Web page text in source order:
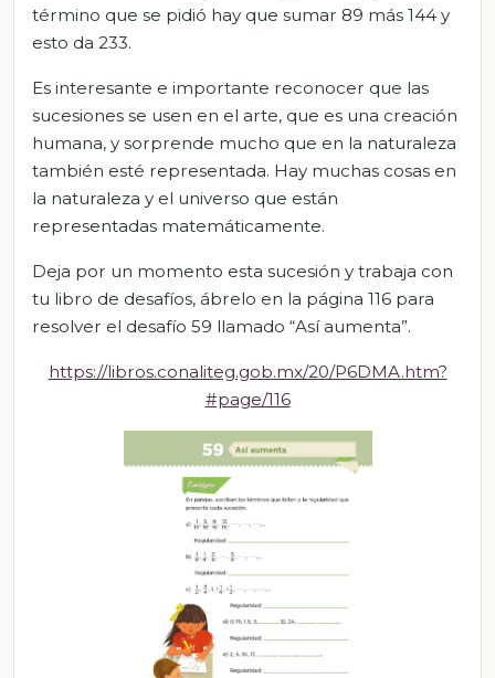
término que se pidió hay que sumar 89 más 144 y
esto da 233.
Es interesante e importante reconocer que las
sucesiones se usen en el arte, que es una creación
humana, y sorprende mucho que en la naturaleza
también esté representada. Hay muchas cosas en
la naturaleza y el universo que están
representadas matemáticamente.
Deja por un momento esta sucesión y trabaja con
tu libro de desafíos, ábrelo en la página 116 para
resolver el desafío 59 llamado “Así aumenta”.
https://libros.conaliteg.gob.mx/20/P6DMA.htm?
#page/116